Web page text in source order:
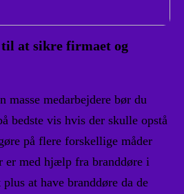
at sikre firmaet og
masse medarbejdere bør du
bedste vis hvis der skulle opstå
på flere forskellige måder
er med hjælp fra branddøre i
at have branddøre da de